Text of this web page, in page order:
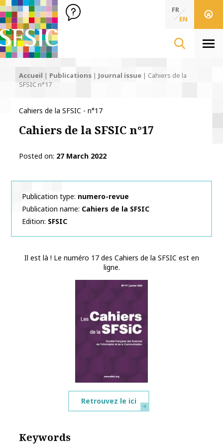
SFSIC Société Française des Sciences de l'Information & de
Société Française des Sciences de
FR
EN
Accueil | Publications | Journal issue | Cahiers de la
SFSIC n°17
Cahiers de la SFSIC - n°17
Cahiers de la SFSIC n°17
Posted on 27 March 2022
Publication type numero-revue
Publication name Cahiers de la SFSIC
Edition SFSIC
Il est là ! Le numéro 17 des Cahiers de la SFSIC est en
ligne.
Retrouvez le ici
Keywords